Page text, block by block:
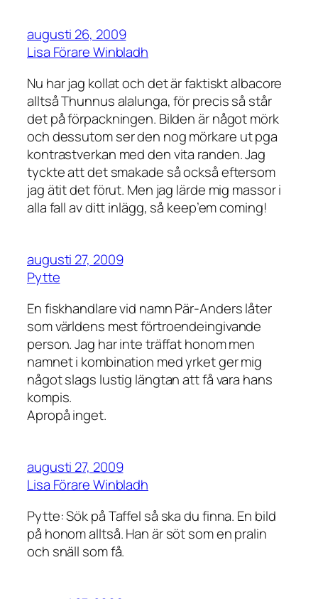
augusti 26, 2009
Lisa Förare Winbladh
Nu har jag kollat och det är faktiskt albacore
alltså Thunnus alalunga, för precis så står
det på förpackningen. Bilden är något mörk
och dessutom ser den nog mörkare ut pga
kontrastverkan med den vita randen. Jag
tyckte att det smakade så också eftersom
jag ätit det förut. Men jag lärde mig massor i
alla fall av ditt inlägg, så keep’em coming!
augusti 27, 2009
Pytte
En fiskhandlare vid namn Pär-Anders låter
som världens mest förtroendeingivande
person. Jag har inte träffat honom men
namnet i kombination med yrket ger mig
något slags lustig längtan att få vara hans
kompis.
Apropå inget.
augusti 27, 2009
Lisa Förare Winbladh
Pytte: Sök på Taffel så ska du finna. En bild
på honom alltså. Han är söt som en pralin
och snäll som få.